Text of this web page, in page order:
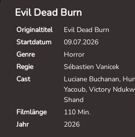
Evil Dead Burn
Originaltitel
Evil Dead Burn
Startdatum
09.07.2026
Genre
Horror
Regie
Sébastien Vanicek
Cast
Luciane Buchanan,
Yacoub, Victory
Shand
Filmlänge
110 Min.
Jahr
2026